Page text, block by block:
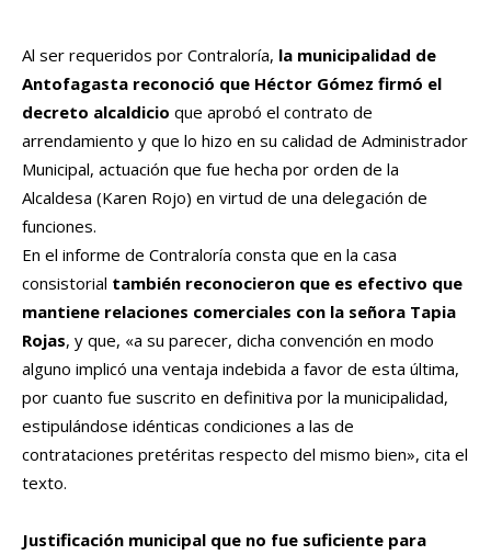
Al ser requeridos por Contraloría, la municipalidad de
Antofagasta reconoció que Héctor Gómez firmó el
decreto alcaldicio que aprobó el contrato de
arrendamiento y que lo hizo en su calidad de Administrador
Municipal, actuación que fue hecha por orden de la
Alcaldesa (Karen Rojo) en virtud de una delegación de
funciones.
En el informe de Contraloría consta que en la casa
consistorial también reconocieron que es efectivo que
mantiene relaciones comerciales con la señora Tapia
Rojas, y que, «a su parecer, dicha convención en modo
alguno implicó una ventaja indebida a favor de esta última,
por cuanto fue suscrito en definitiva por la municipalidad,
estipulándose idénticas condiciones a las de
contrataciones pretéritas respecto del mismo bien», cita el
texto.
Justificación municipal que no fue suficiente para